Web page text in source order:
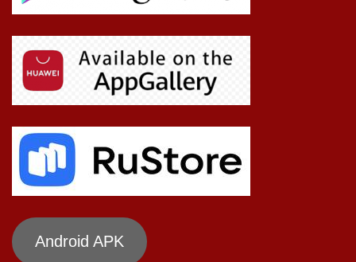
Android APK